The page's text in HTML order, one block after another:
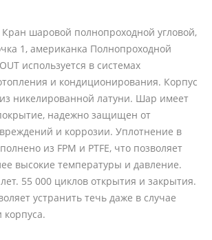
шаровой полнопроходной угловой,
1, американка Полнопроходной
используется в системах
и кондиционирования. Корпус
никелированной латуни. Шар имеет
надежно защищен от
и коррозии. Уплотнение в
из FPM и PTFE, что позволяет
высокие температуры и давление.
55 000 циклов открытия и закрытия.
устранить течь даже в случае
корпуса.